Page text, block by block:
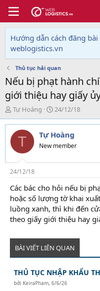
Hướng dẫn cách đăng
weblogistics.vn
Thủ tục hải quan
Nếu bị phạt hành
giới thiệu hay giấy
T
h
r
e
d
s
t
a
r
t
e
r
Tự Hoàng
N
g
à
y
g
i
24/12/18
T Tự Hoàng
New member
24/12/18
Các bác cho hỏi nếu bị
hoặc số lượng tờ khai
luồng xanh, thì khi đến
theo giấy giới thiệu hay
BÀI VIẾT LIÊN QUAN
THỦ TỤC NHẬP KHẨU
bởi KeiraPham,6/6/26